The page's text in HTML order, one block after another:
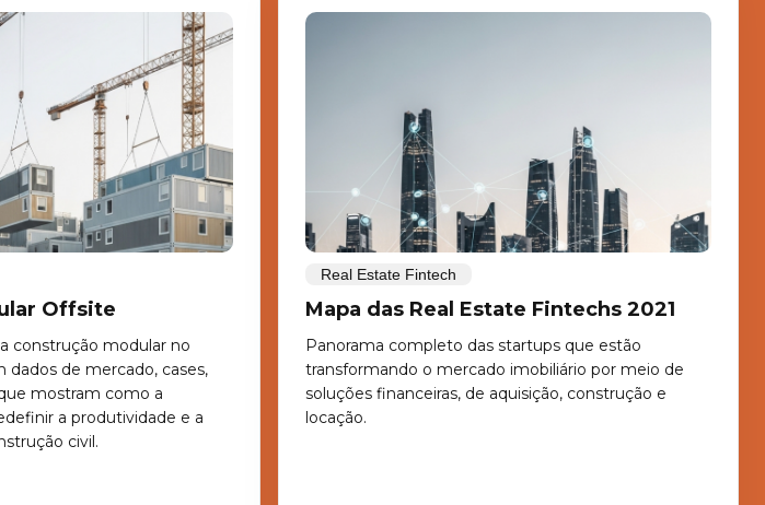
Offsite
construção modular no
dados de mercado, cases,
mostram como a
a produtividade e a
civil.
Real Estate Fintech
Mapa das Real Estate Fintechs 2021
Panorama completo das startups que estão
transformando o mercado imobiliário por meio de
soluções financeiras, de aquisição, construção e
locação.